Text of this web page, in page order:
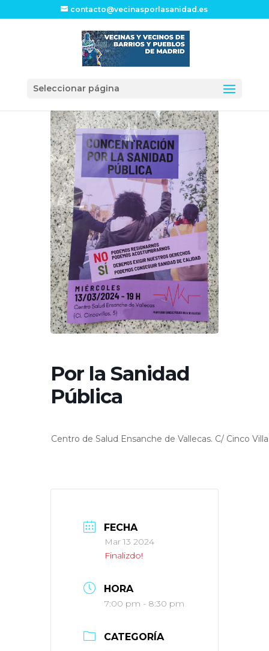
contacto@vecinasporlasanidad.es
Seleccionar página
Por la Sanidad
Pública
Centro de Salud Ensanche de Vallecas. C/ Cinco
FECHA
Mar 13 2024
Finalizdo!
HORA
7:00 pm - 8:30 pm
CATEGORÍA